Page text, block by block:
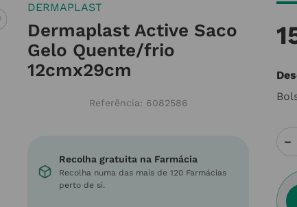
DERMAPLAST
Dermaplast Active Saco
Gelo Quente/frio
12cmx29cm
Referência: 6082586
Recolha gratuita na Farmácia
Recolha numa das mais de 120 Farmácias
perto de si.
－